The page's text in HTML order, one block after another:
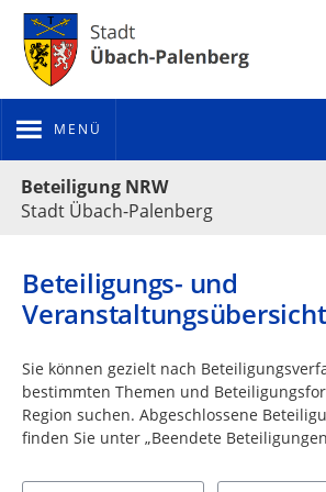
MENÜ
Beteiligung NRW
Stadt Übach-Palenberg
Beteiligungs- und
Veranstaltungsübersicht
Sie können gezielt nach
bestimmten Themen und
Region suchen. Abgeschlossene
finden Sie unter „Beendete